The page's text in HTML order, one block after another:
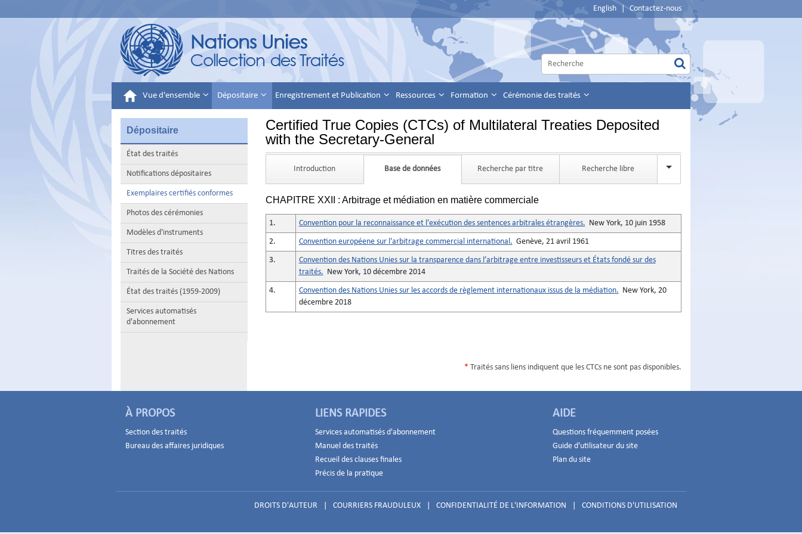
English | Contactez-nous
Vue d'ensemble Dépositaire Enregistrement et Publication Ressources Formation Cérémonie des traités
Dépositaire
État des traités
Notifications dépositaires
Exemplaires certifiés conformes
Photos des cérémonies
Modèles d'instruments
Titres des traités
Traités de la Société des Nations
État des traités (1959-2009)
Services automatisés
d'abonnement
Certified True Copies (CTCs) of Multilateral Treaties Deposited
with the Secretary-General
Introduction Base de données Recherche par titre Recherche libre
CHAPITRE XXII : Arbitrage et médiation en matière commerciale
1. Convention pour la reconnaissance et l’exécution des sentences arbitrales étrangères. New York, 10 juin 1958
2. Convention européene sur l'arbitrage commercial international. Genève, 21 avril 1961
3.
Convention des Nations Unies sur la transparence dans l’arbitrage entre investisseurs et États fondé sur des
traités. New York, 10 décembre 2014
4. Convention des Nations Unies sur les accords de règlement internationaux issus de la médiation. New York, 20
décembre 2018
* Traités sans liens indiquent que les CTCs ne sont pas disponibles.
À PROPOS
Section des traités
Bureau des affaires juridiques
LIENS RAPIDES
Services automatisés d'abonnement
Manuel des traités
Recueil des clauses finales
Précis de la pratique
AIDE
Questions fréquemment posées
Guide d'utilisateur du site
Plan du site
DROITS D'AUTEUR COURRIERS FRAUDULEUX CONFIDENTIALITÉ DE L'INFORMATION CONDITIONS D'UTILISATION